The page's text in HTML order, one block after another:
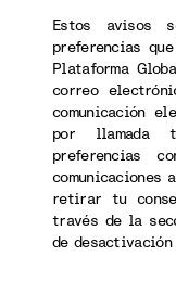
Estos avisos
preferencias
Plataforma
correo
comunicación
por llamada
preferencias
comunicaciones
retirar tu
través de la
de